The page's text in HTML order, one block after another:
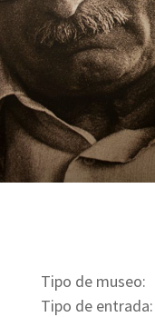
Tipo de museo:
Tipo de entrada: